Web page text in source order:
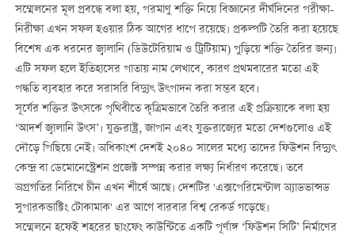
সম্মেলনের মূল প্রবন্ধে বলা হয়, পরমাণু শক্তি নিয়ে বিজ্ঞানের দীর্ঘদিনের পরীক্ষা-
নিরীক্ষা এখন সফল হওয়ার ঠিক আগের ধাপে রয়েছে। প্রকল্পটি তৈরি করা হয়েছে
বিশেষ এক ধরনের জ্বালানি (ডিউটেরিয়াম ও ট্রিটিয়াম) পুড়িয়ে শক্তি তৈরির জন্য।
এটি সফল হলে ইতিহাসের পাতায় নাম লেখাবে, কারণ প্রথমবারের মতো এই
পদ্ধতি ব্যবহার করে সরাসরি বিদ্যুৎ উৎপাদন করা সম্ভব হবে।
সূর্যের শক্তির উৎসকে পৃথিবীতে কৃত্রিমভাবে তৈরি করার এই প্রক্রিয়াকে বলা হয়
‘আদর্শ জ্বালানি উৎস’। যুক্তরাষ্ট্র, জাপান এবং যুক্তরাজ্যের মতো দেশগুলোও এই
দৌড়ে পিছিয়ে নেই। অধিকাংশ দেশই ২০৪০ সালের মধ্যে তাদের ফিউশন বিদ্যুৎ
কেন্দ্র বা ডেমোনেস্ট্রেশন প্রজেক্ট সম্পন্ন করার লক্ষ্য নির্ধারণ করেছে। তবে
অগ্রগতির নিরিখে চীন এখন শীর্ষে আছে। দেশটির 'এক্সপেরিমেন্টাল অ্যাডভান্সড
সুপারকন্ডাক্টিং টোকামাক' এর আগে বারবার বিশ্ব রেকর্ড গড়েছে।
সম্মেলনে হফেই শহরের ছাংফেং কাউন্টিতে একটি পূর্ণাঙ্গ ‘ফিউশন সিটি’ নির্মাণের